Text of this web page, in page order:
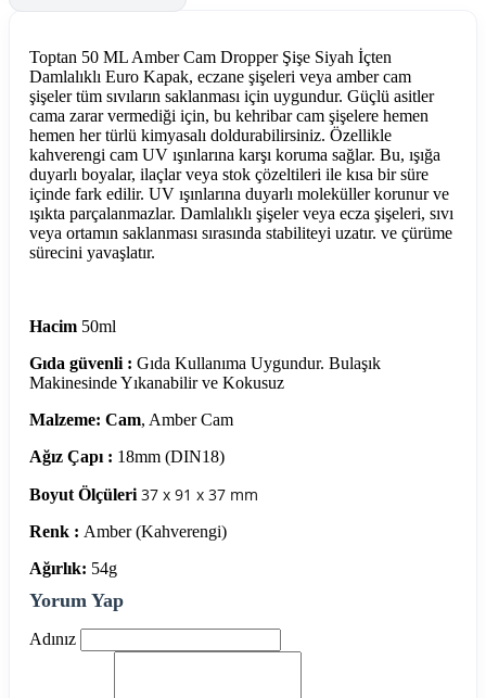
Toptan 50 ML Amber Cam Dropper Şişe Siyah İçten
Damlalıklı Euro Kapak, eczane şişeleri veya amber cam
şişeler tüm sıvıların saklanması için uygundur. Güçlü asitler
cama zarar vermediği için, bu kehribar cam şişelere hemen
hemen her türlü kimyasalı doldurabilirsiniz. Özellikle
kahverengi cam UV ışınlarına karşı koruma sağlar. Bu, ışığa
duyarlı boyalar, ilaçlar veya stok çözeltileri ile kısa bir süre
içinde fark edilir. UV ışınlarına duyarlı moleküller korunur ve
ışıkta parçalanmazlar. Damlalıklı şişeler veya ecza şişeleri, sıvı
veya ortamın saklanması sırasında stabiliteyi uzatır. ve çürüme
sürecini yavaşlatır.
Hacim 50ml
Gıda güvenli : Gıda Kullanıma Uygundur. Bulaşık
Makinesinde Yıkanabilir ve Kokusuz
Malzeme: Cam, Amber Cam
Ağız Çapı : 18mm (DIN18)
Boyut Ölçüleri 37 x 91 x 37 mm
Renk : Amber (Kahverengi)
Ağırlık: 54g
Yorum Yap
Adınız